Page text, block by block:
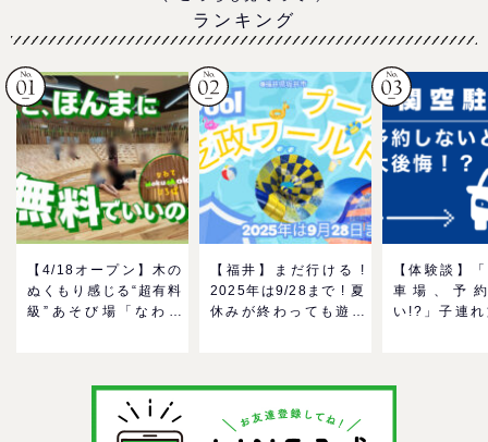
ランキング
【4/18オープン】木の
ぬくもり感じる“超有料
級”あそび場「なわて
＠イオンモール四條畷
【福井】まだ行ける !
2025年は9/28まで ! 夏
休みが終わっても遊べ
【体験談】
車場、予
い!?」子連